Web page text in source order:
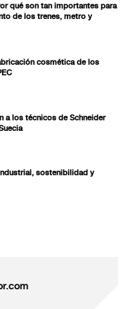
qué son tan importantes para
de los trenes, metro y
cosmética de los
a los técnicos de Schneider
sostenibilidad y